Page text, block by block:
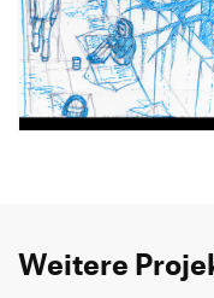
Weitere